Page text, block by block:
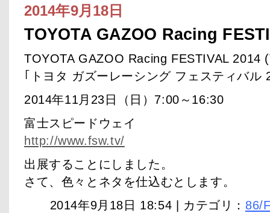
2014年9月18日
TOYOTA GAZOO Racing
TOYOTA GAZOO Racing FESTIVAL 2014
｢トヨタ ガズーレーシング フェスティバル
2014年11月23日（日）7:00～16:30
富士スピードウェイ
http://www.fsw.tv/
出展することにしました。
さて、色々とネタを仕込むとします。
2014年9月18日 18:54 | カテゴリ： 86/